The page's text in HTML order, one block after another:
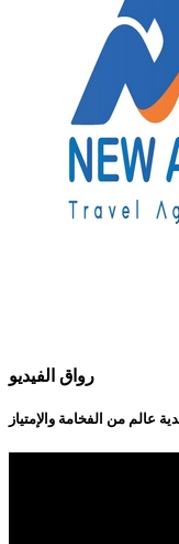
رواق الفيديو
عالم من الفخامة والإمتياز